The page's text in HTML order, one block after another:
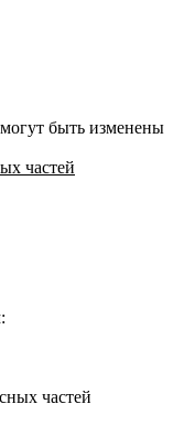
быть изменены
частей
частей